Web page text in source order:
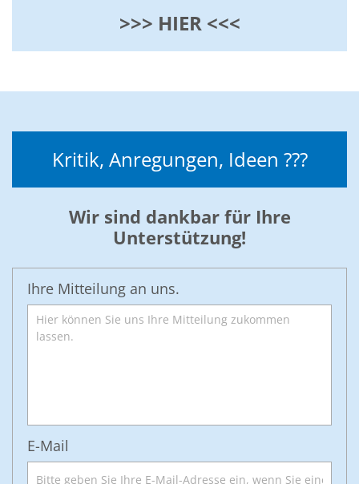
>>> HIER <<<
Kritik, Anregungen, Ideen ???
Wir sind dankbar für Ihre
Unterstützung!
Ihre Mitteilung an uns.
E-Mail